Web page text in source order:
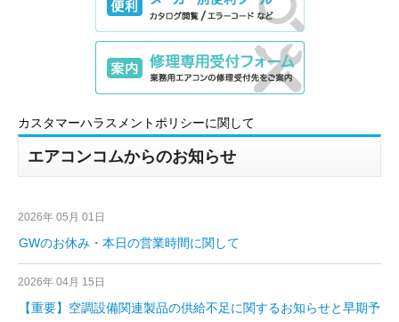
エアコンコムからのお知らせ
カスタマーハラスメントポリシーに関して
2026年 05月 01日
GWのお休み・本日の営業時間に関して
2026年 04月 15日
【重要】空調設備関連製品の供給不足に関するお知らせと早期予